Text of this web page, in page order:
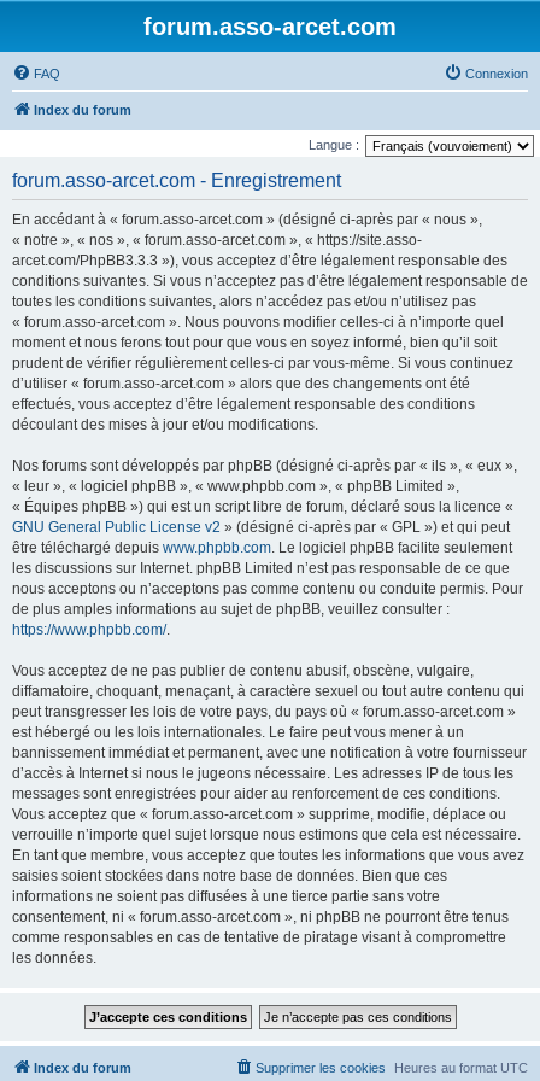
forum.asso-arcet.com
FAQ Connexion
Index du forum
Langue :
forum.asso-arcet.com - Enregistrement
En accédant à « forum.asso-arcet.com » (désigné ci-après par « nous »,
« notre », « nos », « forum.asso-arcet.com », « https://site.asso-
arcet.com/PhpBB3.3.3 »), vous acceptez d’être légalement responsable des
conditions suivantes. Si vous n’acceptez pas d’être légalement responsable de
toutes les conditions suivantes, alors n’accédez pas et/ou n’utilisez pas
« forum.asso-arcet.com ». Nous pouvons modifier celles-ci à n’importe quel
moment et nous ferons tout pour que vous en soyez informé, bien qu’il soit
prudent de vérifier régulièrement celles-ci par vous-même. Si vous continuez
d’utiliser « forum.asso-arcet.com » alors que des changements ont été
effectués, vous acceptez d’être légalement responsable des conditions
découlant des mises à jour et/ou modifications.
Nos forums sont développés par phpBB (désigné ci-après par « ils », « eux »,
« leur », « logiciel phpBB », « www.phpbb.com », « phpBB Limited »,
« Équipes phpBB ») qui est un script libre de forum, déclaré sous la licence «
GNU General Public License v2 » (désigné ci-après par « GPL ») et qui peut
être téléchargé depuis www.phpbb.com. Le logiciel phpBB facilite seulement
les discussions sur Internet. phpBB Limited n’est pas responsable de ce que
nous acceptons ou n’acceptons pas comme contenu ou conduite permis. Pour
de plus amples informations au sujet de phpBB, veuillez consulter :
https://www.phpbb.com/.
Vous acceptez de ne pas publier de contenu abusif, obscène, vulgaire,
diffamatoire, choquant, menaçant, à caractère sexuel ou tout autre contenu qui
peut transgresser les lois de votre pays, du pays où « forum.asso-arcet.com »
est hébergé ou les lois internationales. Le faire peut vous mener à un
bannissement immédiat et permanent, avec une notification à votre fournisseur
d’accès à Internet si nous le jugeons nécessaire. Les adresses IP de tous les
messages sont enregistrées pour aider au renforcement de ces conditions.
Vous acceptez que « forum.asso-arcet.com » supprime, modifie, déplace ou
verrouille n’importe quel sujet lorsque nous estimons que cela est nécessaire.
En tant que membre, vous acceptez que toutes les informations que vous avez
saisies soient stockées dans notre base de données. Bien que ces
informations ne soient pas diffusées à une tierce partie sans votre
consentement, ni « forum.asso-arcet.com », ni phpBB ne pourront être tenus
comme responsables en cas de tentative de piratage visant à compromettre
les données.
Index du forum Heures au format UTC
Supprimer les cookies